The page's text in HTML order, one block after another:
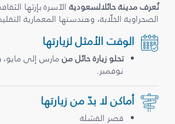
تُعرف مدينة حائلالسعوديةالآسرة بإرثها
الصحراوية الخلّابة، وهندستها المعمارية
الوقت الأمثل لزيارتها
تحلو زيارة حائل منمارس إلى مايو،
نوفمبر.
أماكن لا بدّ من زيارتها
قصر القشلة